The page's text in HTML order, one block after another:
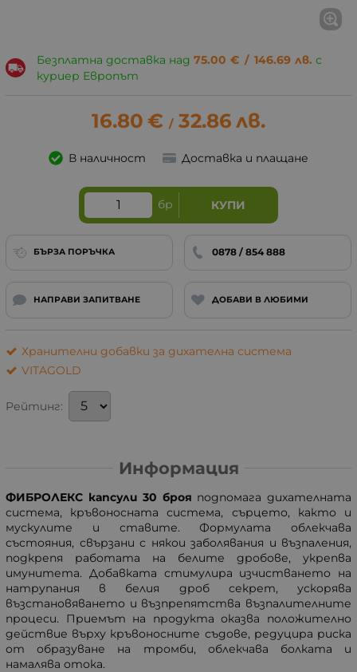
Безплатна доставка над 75.00 € / 146.69 лв. с
куриер Европът
16.80 € / 32.86 лв.
В наличност Доставка и плащане
бр КУПИ
БЪРЗА ПОРЪЧКА 0878 / 854 888
НАПРАВИ ЗАПИТВАНЕ ДОБАВИ В ЛЮБИМИ
Хранителни добавки за дихателна система
VITAGOLD
Рейтинг:
Информация
ФИБРОЛЕКС капсули 30 броя подпомага дихателната
система, кръвоносната система, сърцето, както и
мускулите и ставите. Формулата облекчава
състояния, свързани с някои заболявания и възпаления,
подкрепя работата на белите дробове, укрепва
имунитета. Добавката стимулира изчистването на
натрупания в белия дроб секрет, ускорява
възстановяването и възпрепятства възпалителните
процеси. Приемът на продукта оказва положително
действие върху кръвоносните съдове, редуцира риска
от образуване на тромби, облекчава болката и
намалява отока.